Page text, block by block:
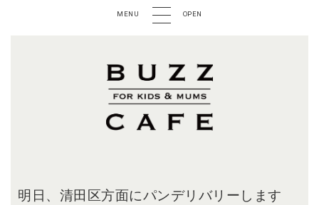
MENU OPEN
明日、清田区方面にパンデリバリーします